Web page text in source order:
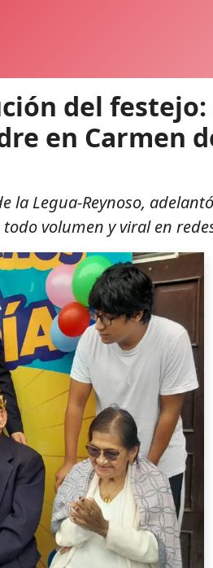
del
en Carmen
la Legua-Reynoso,
volumen y viral en